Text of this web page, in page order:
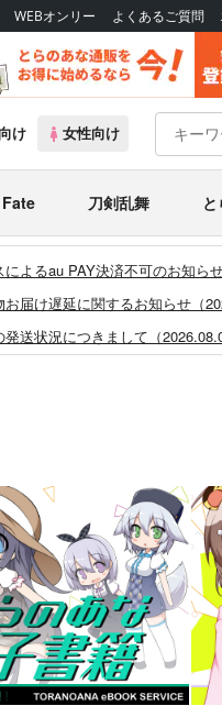
WEBオンリー よくあるご質問
け 女性向け
Fate 刀剣乱舞
よるau PAY決済不可のお知ら
届け遅延に関するお知らせ（
送状況につきまして（
のあなプレミアム、新支払い方
便(月2)」一般会員様の利用再
販ポイント⇒とらコイン変換キ
について（2025.09.19 更新｜
改定のお知らせ（2024.11.20